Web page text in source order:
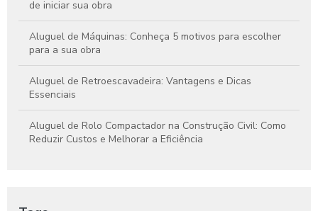
de iniciar sua obra
Aluguel de Máquinas: Conheça 5 motivos para escolher
para a sua obra
Aluguel de Retroescavadeira: Vantagens e Dicas
Essenciais
Aluguel de Rolo Compactador na Construção Civil: Como
Reduzir Custos e Melhorar a Eficiência